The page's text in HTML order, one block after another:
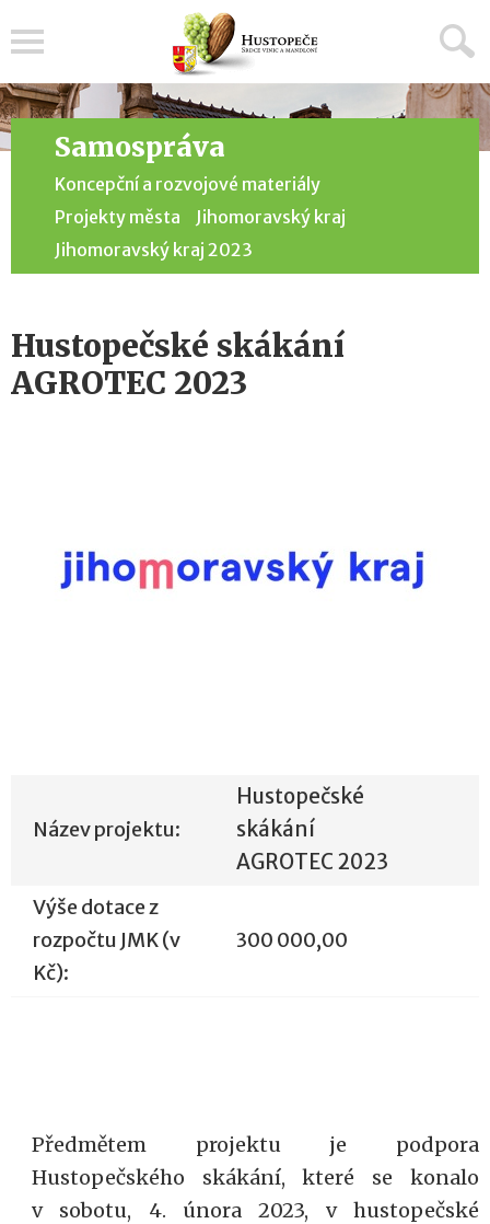
Samospráva
Koncepční a rozvojové materiály
Projekty města
Jihomoravský kraj
Jihomoravský kraj 2023
Hustopečské skákání
AGROTEC 2023
Název projektu:
Hustopečské
skákání
AGROTEC 2023
Výše dotace z
rozpočtu JMK (v
Kč):
300 000,00
Předmětem projektu je podpora
Hustopečského skákání, které se konalo
v sobotu, 4. února 2023, v hustopečské